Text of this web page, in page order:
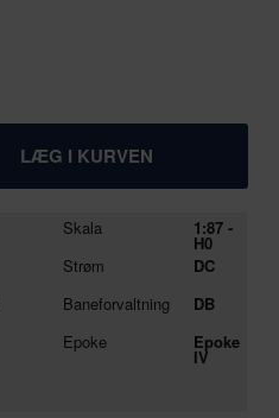
Skala 1:87 -
H0
Strøm
DC
Baneforvaltning
DB
Epoke
Epoke
IV